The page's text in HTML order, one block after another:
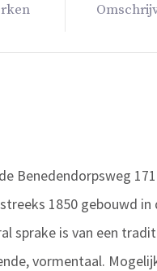
Benedendorpsweg
1850 gebouwd in
sprake is van een
vormentaal.